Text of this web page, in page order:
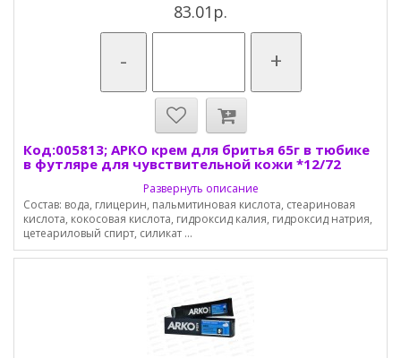
83.01р.
- +
Код:005813; АРКО крем для бритья 65г в тюбике
в футляре для чувствительной кожи *12/72
Развернуть описание
Состав: вода, глицерин, пальмитиновая кислота, стеариновая
кислота, кокосовая кислота, гидроксид калия, гидроксид натрия,
цетеариловый спирт, силикат ...